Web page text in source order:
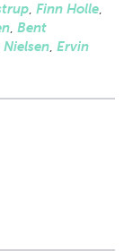
, Finn Holle,
, Bent
, Ervin